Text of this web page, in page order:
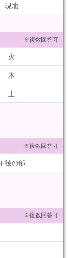
現地
※複数回答可
火
木
土
※複数回答可
後の部
※複数回答可